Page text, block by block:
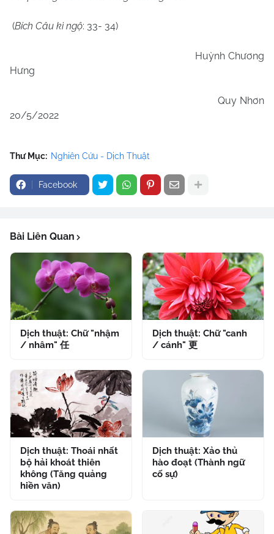
(Bích Câu kì ngộ: 33- 34)
Huỳnh Chương
Hưng
Quy Nhơn
20/5/2022
Thư Mục: Nghiên Cứu - Dịch Thuật
Facebook
Bài Liên Quan
Dịch thuật: Chữ "nhậm
/ nhâm" 任
Dịch thuật: Chữ "canh
/ cánh" 更
Dịch thuật: Thoái nhất
bộ hải khoát thiên
không (Tăng quảng
hiền văn)
Dịch thuật: Xảo thủ
hào đoạt (Thành ngữ
cố sự)